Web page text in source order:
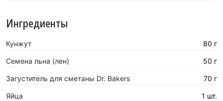
Ингредиенты
Кунжут 80 г
Семена льна (лен) 50 г
Загуститель для сметаны Dr. Bakers 70 г
Яйца 1 шт.